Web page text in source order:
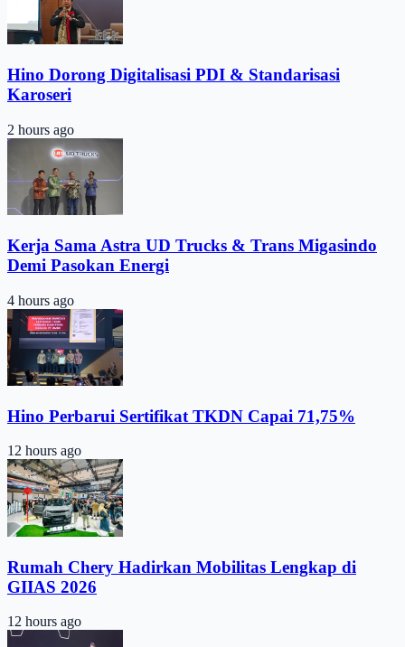
Hino Dorong Digitalisasi PDI & Standarisasi
Karoseri
2 hours ago
Kerja Sama Astra UD Trucks & Trans Migasindo
Demi Pasokan Energi
4 hours ago
Hino Perbarui Sertifikat TKDN Capai 71,75%
12 hours ago
Rumah Chery Hadirkan Mobilitas Lengkap di
GIIAS 2026
12 hours ago